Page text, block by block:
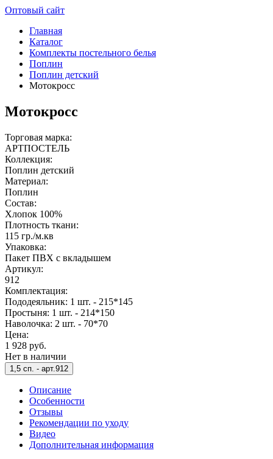
Оптовый сайт
Главная
Каталог
Комплекты постельного белья
Поплин
Поплин детский
Мотокросс
Мотокросс
Торговая марка:
АРТПОСТЕЛЬ
Коллекция:
Поплин детский
Материал:
Поплин
Состав:
Хлопок 100%
Плотность ткани:
115 гр./м.кв
Упаковка:
Пакет ПВХ с вкладышем
Артикул:
912
Комплектация:
Пододеяльник: 1 шт. - 215*145
Простыня: 1 шт. - 214*150
Наволочка: 2 шт. - 70*70
Цена:
1 928 руб.
Нет в наличии
1,5 сп. - арт.912
Описание
Особенности
Отзывы
Рекомендации по уходу
Видео
Дополнительная информация